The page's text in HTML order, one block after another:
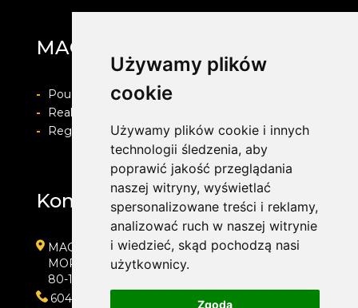
Używamy plików
cookie
Używamy plików cookie i innych
technologii śledzenia, aby
poprawić jakość przeglądania
naszej witryny, wyświetlać
spersonalizowane treści i reklamy,
analizować ruch w naszej witrynie
i wiedzieć, skąd pochodzą nasi
użytkownicy.
Zgoda
MAG Opony
-
Pouczenie o prawie do odstapienia od umowy
-
Realizacja zamówienia i formy płatności
-
Regulamin i Polityka prywatności
Kontakt
MAG Opony
MORENOWA 6
80-172 GDAŃSK
604889000